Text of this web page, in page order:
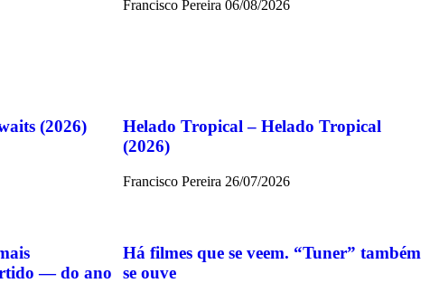
Francisco Pereira 06/08/2026
(2026)
Helado Tropical – Helado Tropical
(2026)
Francisco Pereira 26/07/2026
— do ano
Há filmes que se veem. “Tuner” também
se ouve